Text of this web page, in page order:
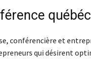
conférencière et
qui désirent